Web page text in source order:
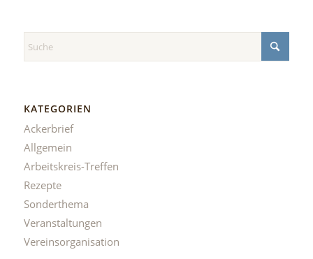
KATEGORIEN
Ackerbrief
Allgemein
Arbeitskreis-Treffen
Rezepte
Sonderthema
Veranstaltungen
Vereinsorganisation